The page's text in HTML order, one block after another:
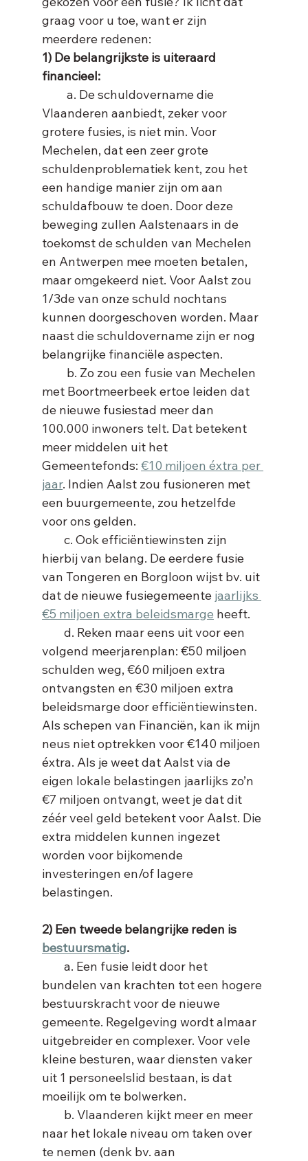
graag voor u toe, want er zijn
meerdere redenen:
1) De belangrijkste is uiteraard
financieel:
         a. De schuldovername die
Vlaanderen aanbiedt, zeker voor
grotere fusies, is niet min. Voor
Mechelen, dat een zeer grote
schuldenproblematiek kent, zou het
een handige manier zijn om aan
schuldafbouw te doen. Door deze
beweging zullen Aalstenaars in de
toekomst de schulden van Mechelen
en Antwerpen mee moeten betalen,
maar omgekeerd niet. Voor Aalst zou
1/3de van onze schuld nochtans
kunnen doorgeschoven worden. Maar
naast die schuldovername zijn er nog
belangrijke financiële aspecten.
met Boortmeerbeek ertoe leiden dat
de nieuwe fusiestad meer dan
100.000 inwoners telt. Dat betekent
meer middelen uit het
Gemeentefonds: €10 miljoen éxtra per
jaar. Indien Aalst zou fusioneren met
een buurgemeente, zou hetzelfde
voor ons gelden.
        c. Ook efficiëntiewinsten zijn
hierbij van belang. De eerdere fusie
van Tongeren en Borgloon wijst bv. uit
dat de nieuwe fusiegemeente jaarlijks
€5 miljoen extra beleidsmarge heeft.
        d. Reken maar eens uit voor een
volgend meerjarenplan: €50 miljoen
schulden weg, €60 miljoen extra
ontvangsten en €30 miljoen extra
beleidsmarge door efficiëntiewinsten.
Als schepen van Financiën, kan ik mijn
neus niet optrekken voor €140 miljoen
éxtra. Als je weet dat Aalst via de
eigen lokale belastingen jaarlijks zo’n
€7 miljoen ontvangt, weet je dat dit
zéér veel geld betekent voor Aalst. Die
extra middelen kunnen ingezet
worden voor bijkomende
investeringen en/of lagere
2) Een tweede belangrijke reden is
bestuursmatig.
        a. Een fusie leidt door het
bundelen van krachten tot een hogere
bestuurskracht voor de nieuwe
gemeente. Regelgeving wordt almaar
uitgebreider en complexer. Voor vele
kleine besturen, waar diensten vaker
uit 1 personeelslid bestaan, is dat
moeilijk om te bolwerken.
naar het lokale niveau om taken over
te nemen (denk bv. aan